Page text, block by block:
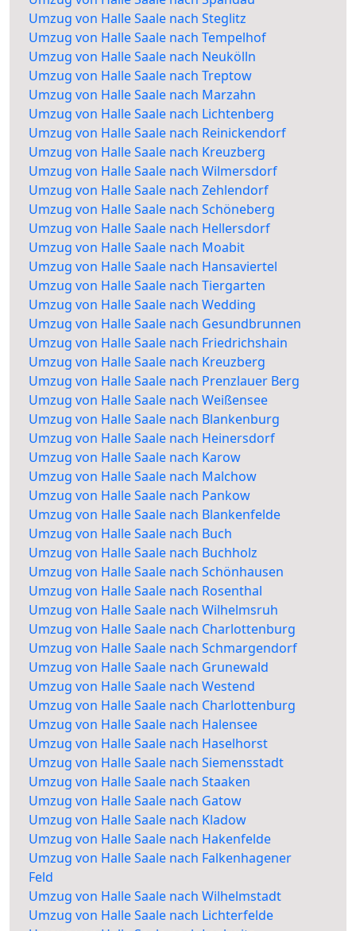
Umzug von Halle Saale nach Steglitz
Umzug von Halle Saale nach Tempelhof
Umzug von Halle Saale nach Neukölln
Umzug von Halle Saale nach Treptow
Umzug von Halle Saale nach Marzahn
Umzug von Halle Saale nach Lichtenberg
Umzug von Halle Saale nach Reinickendorf
Umzug von Halle Saale nach Kreuzberg
Umzug von Halle Saale nach Wilmersdorf
Umzug von Halle Saale nach Zehlendorf
Umzug von Halle Saale nach Schöneberg
Umzug von Halle Saale nach Hellersdorf
Umzug von Halle Saale nach Moabit
Umzug von Halle Saale nach Hansaviertel
Umzug von Halle Saale nach Tiergarten
Umzug von Halle Saale nach Wedding
Umzug von Halle Saale nach Gesundbrunnen
Umzug von Halle Saale nach Friedrichshain
Umzug von Halle Saale nach Kreuzberg
Umzug von Halle Saale nach Prenzlauer Berg
Umzug von Halle Saale nach Weißensee
Umzug von Halle Saale nach Blankenburg
Umzug von Halle Saale nach Heinersdorf
Umzug von Halle Saale nach Karow
Umzug von Halle Saale nach Malchow
Umzug von Halle Saale nach Pankow
Umzug von Halle Saale nach Blankenfelde
Umzug von Halle Saale nach Buch
Umzug von Halle Saale nach Buchholz
Umzug von Halle Saale nach Schönhausen
Umzug von Halle Saale nach Rosenthal
Umzug von Halle Saale nach Wilhelmsruh
Umzug von Halle Saale nach Charlottenburg
Umzug von Halle Saale nach Schmargendorf
Umzug von Halle Saale nach Grunewald
Umzug von Halle Saale nach Westend
Umzug von Halle Saale nach Charlottenburg
Umzug von Halle Saale nach Halensee
Umzug von Halle Saale nach Haselhorst
Umzug von Halle Saale nach Siemensstadt
Umzug von Halle Saale nach Staaken
Umzug von Halle Saale nach Gatow
Umzug von Halle Saale nach Kladow
Umzug von Halle Saale nach Hakenfelde
Umzug von Halle Saale nach Falkenhagener
Feld
Umzug von Halle Saale nach Wilhelmstadt
Umzug von Halle Saale nach Lichterfelde